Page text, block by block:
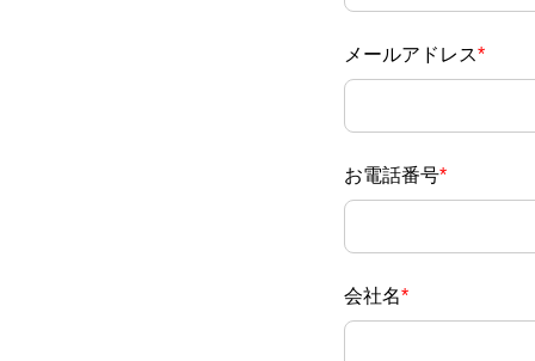
メールアドレス*
お電話番号*
会社名*